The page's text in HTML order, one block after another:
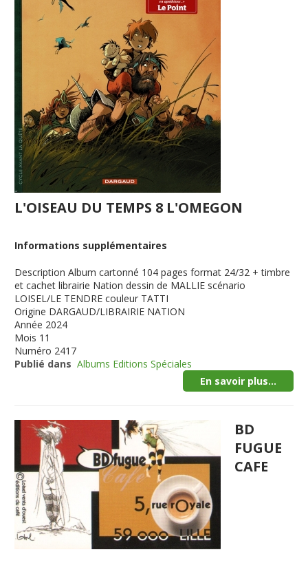
L'OISEAU DU TEMPS 8 L'OMEGON
Informations supplémentaires
Description Album cartonné 104 pages format 24/32 + timbre
et cachet librairie Nation dessin de MALLIE scénario
LOISEL/LE TENDRE couleur TATTI
Origine DARGAUD/LIBRAIRIE NATION
Année 2024
Mois 11
Numéro 2417
Publié dans Albums Editions Spéciales
En savoir plus...
BD
FUGUE
CAFE